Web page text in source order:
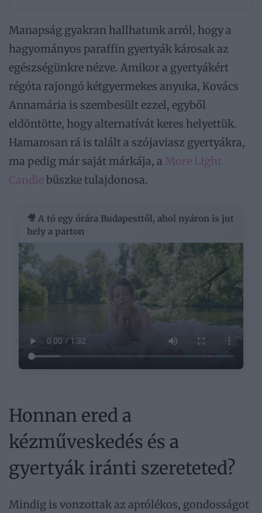
Manapság gyakran hallhatunk arról, hogy a
hagyományos paraffin gyertyák károsak az
egészségünkre nézve. Amikor a gyertyákért
régóta rajongó kétgyermekes anyuka, Kovács
Annamária is szembesült ezzel, egyből
eldöntötte, hogy alternatívát keres helyettük.
Hamarosan rá is talált a szójaviasz gyertyákra,
ma pedig már saját márkája, a More Light
Candlebüszke tulajdonosa.
🎥 A tó egy órára Budapesttől, ahol nyáron is jut
hely a parton
Honnan ered a
kézműveskedés és a
gyertyák iránti szereteted?
Mindig is vonzottak az aprólékos, gondosságot